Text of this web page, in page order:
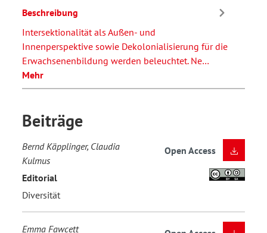
Beschreibung
Intersektionalität als Außen- und
Innenperspektive sowie Dekolonialisierung für die
Erwachsenenbildung werden beleuchtet. Ne…
Mehr
Beiträge
Bernd Käpplinger, Claudia
Kulmus
Editorial
Diversität
Open Access
Emma Fawcett